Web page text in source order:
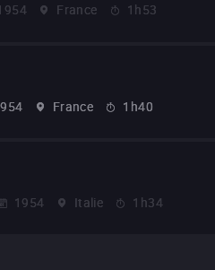
France 1h53
France 1h40
1954 Italie 1h34